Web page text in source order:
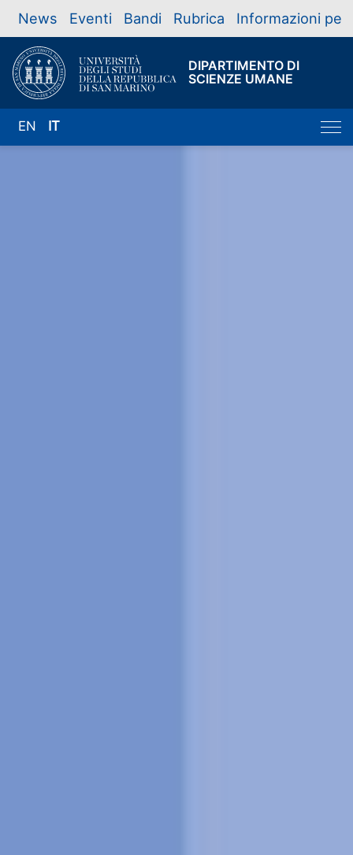
News Eventi Bandi Rubrica Informazioni per
DIPARTIMENTO DI
SCIENZE UMANE
EN IT